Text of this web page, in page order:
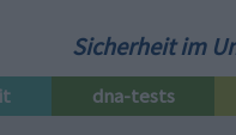
Sicherheit im
dna-tests